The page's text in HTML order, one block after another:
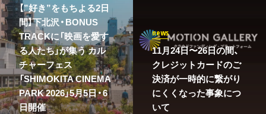
【”好き”をもちよる2日
間】下北沢・BONUS
TRACKに「映画を愛す
る人たち」が集う カル
チャーフェス
「SHIMOKITA CINEMA
PARK 2026」5月5日・6
日開催
news
11月24日〜26日の間、
クレジットカードのご
決済が一時的に繋がり
にくくなった事象につ
いて